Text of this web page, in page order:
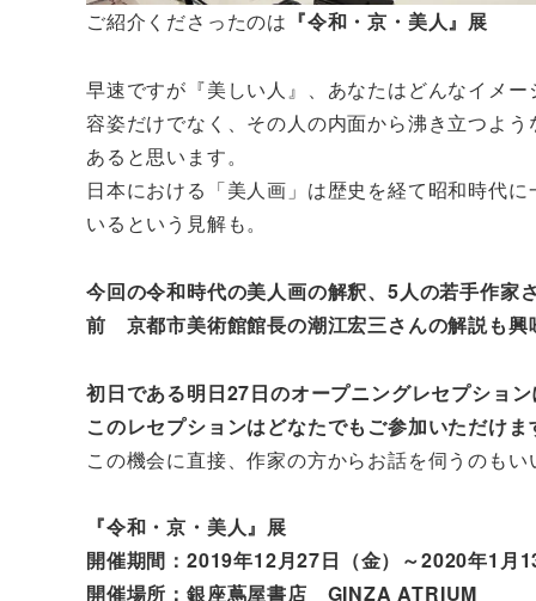
ご紹介くださったのは 『令和・京・美人』展
早速ですが『美しい人』、あなたはどんなイメー
容姿だけでなく、その人の内面から沸き立つよ
あると思います。
日本における「美人画」は歴史を経て昭和時代
いるという見解も。
今回の令和時代の美人画の解釈、5人の若手作家
前 京都市美術館館長の潮江宏三さんの解説も興
初日である明日27日のオープニングレセプショ
このレセプションはどなたでもご参加いただけま
この機会に直接、作家の方からお話を伺うのもい
『令和・京・美人』展
開催期間：2019年12月27日（金）～2020年1
開催場所：銀座蔦屋書店 GINZA ATRIUM